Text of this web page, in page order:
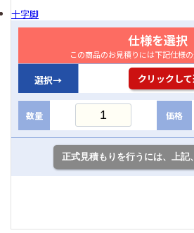
十字脚
仕様を選択
この商品のお見積りには下記仕様の
選択→ クリックし
数量 価格